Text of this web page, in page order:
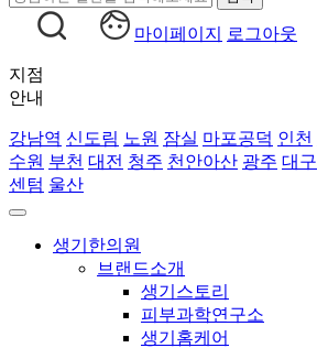
마이페이지 로그아웃
지점
안내
강남역 신도림 노원 잠실 마포공덕 인천
수원 부천 대전 청주 천안아산 광주 대구
센텀 울산
생기한의원
브랜드소개
생기스토리
피부과학연구소
생기홈케어